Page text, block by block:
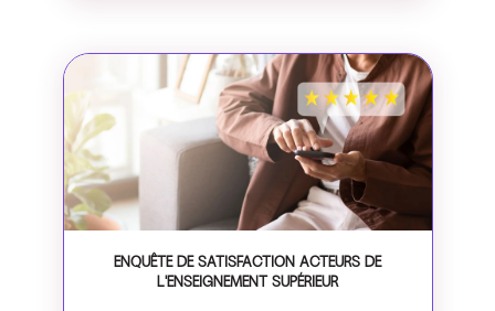
ENQUÊTE DE SATISFACTION ACTEURS DE
L'ENSEIGNEMENT SUPÉRIEUR